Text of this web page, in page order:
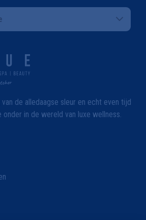
de alledaagse sleur en echt even tijd
in de wereld van luxe wellness.